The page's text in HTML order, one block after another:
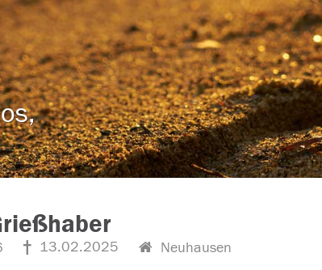
13.02.2025 Neuhausen